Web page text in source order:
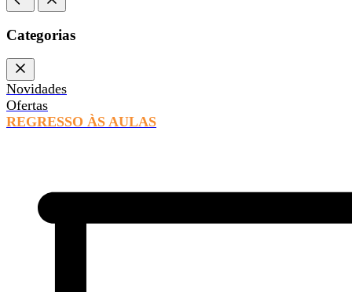
Categorias
Novidades
Ofertas
REGRESSO ÀS AULAS